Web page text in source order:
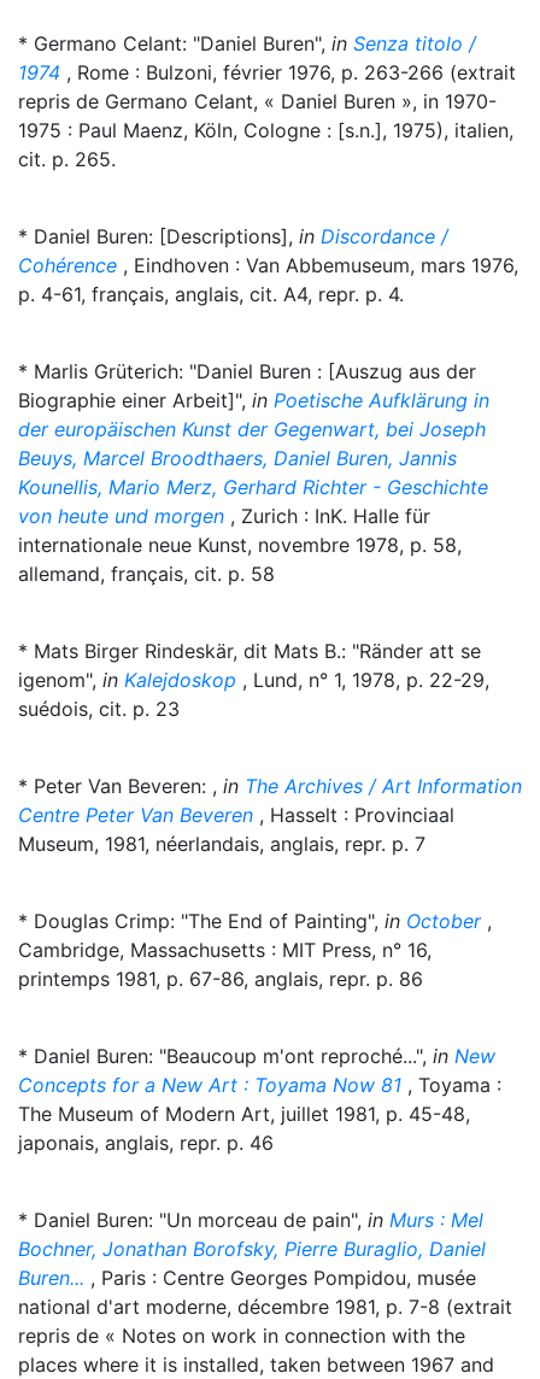
* Germano Celant: "Daniel Buren", in Senza titolo /
1974 , Rome : Bulzoni, février 1976, p. 263-266 (extrait
repris de Germano Celant, « Daniel Buren », in 1970-
1975 : Paul Maenz, Köln, Cologne : [s.n.], 1975), italien,
cit. p. 265.
* Daniel Buren: [Descriptions], in Discordance /
Cohérence , Eindhoven : Van Abbemuseum, mars 1976,
p. 4-61, français, anglais, cit. A4, repr. p. 4.
* Marlis Grüterich: "Daniel Buren : [Auszug aus der
Biographie einer Arbeit]", in Poetische Aufklärung in
der europäischen Kunst der Gegenwart, bei Joseph
Beuys, Marcel Broodthaers, Daniel Buren, Jannis
Kounellis, Mario Merz, Gerhard Richter - Geschichte
von heute und morgen , Zurich : InK. Halle für
internationale neue Kunst, novembre 1978, p. 58,
allemand, français, cit. p. 58
* Mats Birger Rindeskär, dit Mats B.: "Ränder att se
igenom", in Kalejdoskop , Lund, n° 1, 1978, p. 22-29,
suédois, cit. p. 23
* Peter Van Beveren: , in The Archives / Art Information
Centre Peter Van Beveren , Hasselt : Provinciaal
Museum, 1981, néerlandais, anglais, repr. p. 7
* Douglas Crimp: "The End of Painting", in October,
Cambridge, Massachusetts : MIT Press, n° 16,
printemps 1981, p. 67-86, anglais, repr. p. 86
* Daniel Buren: "Beaucoup m'ont reproché...", in New
Concepts for a New Art : Toyama Now 81 , Toyama :
The Museum of Modern Art, juillet 1981, p. 45-48,
japonais, anglais, repr. p. 46
* Daniel Buren: "Un morceau de pain", in Murs : Mel
Bochner, Jonathan Borofsky, Pierre Buraglio, Daniel
Buren... , Paris : Centre Georges Pompidou, musée
national d'art moderne, décembre 1981, p. 7-8 (extrait
repris de « Notes on work in connection with the
places where it is installed, taken between 1967 and